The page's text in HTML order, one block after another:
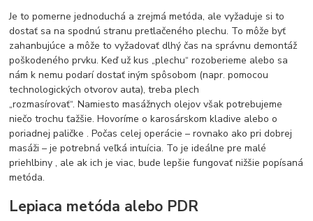
Je to pomerne jednoduchá a zrejmá metóda, ale vyžaduje si to
dostať sa na spodnú stranu pretlačeného plechu. To môže byť
zahanbujúce a môže to vyžadovať dlhý čas na správnu demontáž
poškodeného prvku. Keď už kus „plechu“ rozoberieme alebo sa
nám k nemu podarí dostať iným spôsobom (napr. pomocou
technologických otvorov auta), treba plech
„rozmasírovať“. Namiesto masážnych olejov však potrebujeme
niečo trochu ťažšie. Hovoríme o karosárskom kladive alebo o
poriadnej paličke . Počas celej operácie – rovnako ako pri dobrej
masáži – je potrebná veľká intuícia. To je ideálne pre malé
priehlbiny , ale ak ich je viac, bude lepšie fungovať nižšie popísaná
metóda.
Lepiaca metóda alebo PDR